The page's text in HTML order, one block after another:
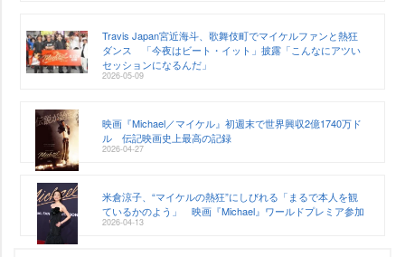
Travis Japan宮近海斗、歌舞伎町でマイケルファンと熱狂
ダンス 「今夜はビート・イット」披露「こんなにアツい
セッションになるんだ」
2026-05-09
映画『Michael／マイケル』初週末で世界興収2億1740万ド
ル 伝記映画史上最高の記録
2026-04-27
米倉涼子、“マイケルの熱狂”にしびれる「まるで本人を観
ているかのよう」 映画『Michael』ワールドプレミア参加
2026-04-13